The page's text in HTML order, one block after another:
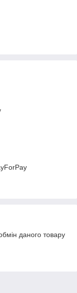
даного товару